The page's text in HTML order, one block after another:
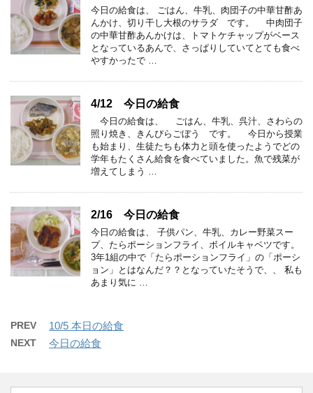
今日の給食は、 ごはん、牛乳、肉団子の中華甘酢あ
んかけ、切り干し大根のサラダ です。 中肉団子
の中華甘酢あんかけは、トマトケチャップがベース
となっているあんで、さっぱりしていてとても食べ
やすかったで …
4/12 今日の給食
今日の給食は、 ごはん、牛乳、呉汁、さわらの
照り焼き、きんぴらごぼう です。 今日から授業
も始まり、生徒たちも体力と頭を使ったようでどの
学年もたくさん給食を食べていました。魚で残菜が
増えてしまう …
2/16 今日の給食
今日の給食は、 子供パン、牛乳、カレー野菜スー
プ、たらポーションフライ、ボイルキャベツです。
3年1組の中で「たらポーションフライ」の「ポーシ
ョン」とはなんだ？？となっていたそうで、、 私も
あまり気に …
PREV 10/5 本日の給食
NEXT 今日の給食